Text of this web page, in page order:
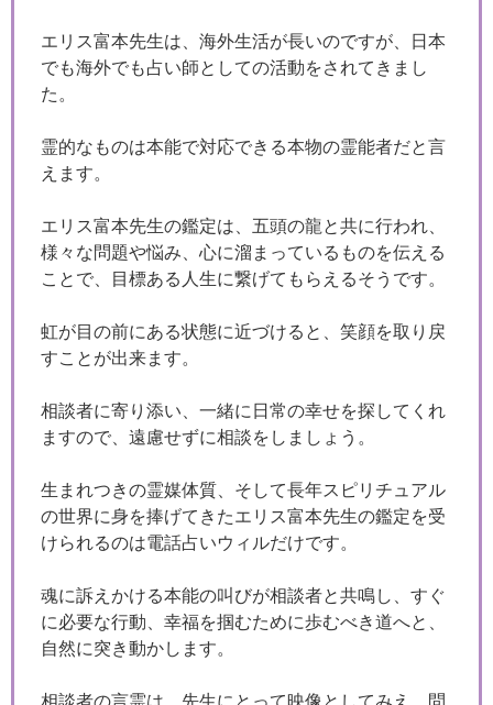
エリス富本先生は、海外生活が長いのですが、日本
でも海外でも占い師としての活動をされてきまし
た。
霊的なものは本能で対応できる本物の霊能者だと言
えます。
エリス富本先生の鑑定は、五頭の龍と共に行われ、
様々な問題や悩み、心に溜まっているものを伝える
ことで、目標ある人生に繋げてもらえるそうです。
虹が目の前にある状態に近づけると、笑顔を取り戻
すことが出来ます。
相談者に寄り添い、一緒に日常の幸せを探してくれ
ますので、遠慮せずに相談をしましょう。
生まれつきの霊媒体質、そして長年スピリチュアル
の世界に身を捧げてきたエリス富本先生の鑑定を受
けられるのは電話占いウィルだけです。
魂に訴えかける本能の叫びが相談者と共鳴し、すぐ
に必要な行動、幸福を掴むために歩むべき道へと、
自然に突き動かします。
相談者の言霊は、先生にとって映像としてみえ、問